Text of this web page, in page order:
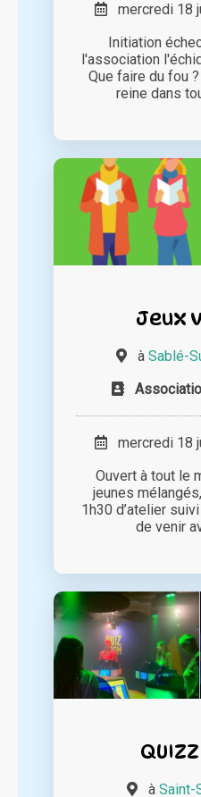
mercredi 18
Initiation
l'association
Que faire du fou
reine dans
Jeux
à Sablé-
mercredi 18
Ouvert à tout le
jeunes
1h30 d’atelier
de venir
à Saint-